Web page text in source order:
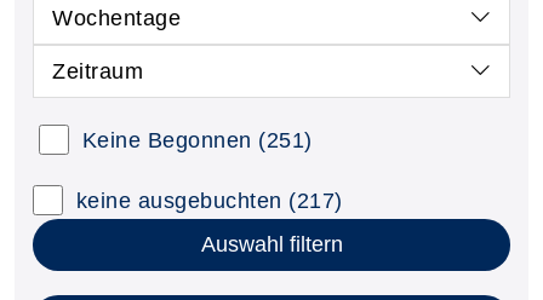
Wochentage
Zeitraum
Keine Begonnen (251)
keine ausgebuchten (217)
Auswahl filtern